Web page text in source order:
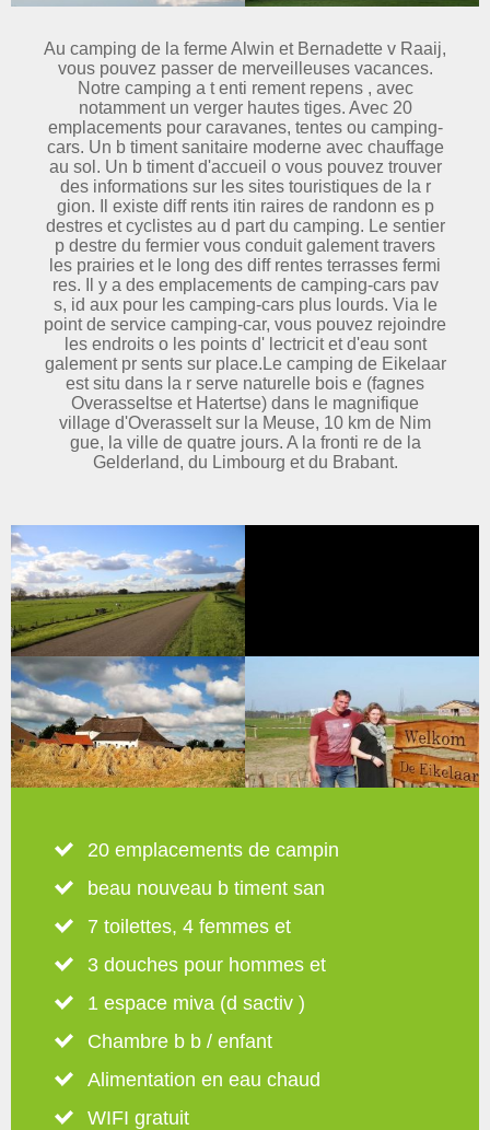
Au camping de la ferme Alwin et Bernadette v Raaij,
vous pouvez passer de merveilleuses vacances.
Notre camping a t enti rement repens , avec
notamment un verger hautes tiges. Avec 20
emplacements pour caravanes, tentes ou camping-
cars. Un b timent sanitaire moderne avec chauffage
au sol. Un b timent d'accueil o vous pouvez trouver
des informations sur les sites touristiques de la r
gion. Il existe diff rents itin raires de randonn es p
destres et cyclistes au d part du camping. Le sentier
p destre du fermier vous conduit galement travers
les prairies et le long des diff rentes terrasses fermi
res. Il y a des emplacements de camping-cars pav
s, id aux pour les camping-cars plus lourds. Via le
point de service camping-car, vous pouvez rejoindre
les endroits o les points d' lectricit et d'eau sont
galement pr sents sur place.Le camping de Eikelaar
est situ dans la r serve naturelle bois e (fagnes
Overasseltse et Hatertse) dans le magnifique
village d'Overasselt sur la Meuse, 10 km de Nim
gue, la ville de quatre jours. A la fronti re de la
Gelderland, du Limbourg et du Brabant.
20 emplacements de campin
beau nouveau b timent san
7 toilettes, 4 femmes et
3 douches pour hommes et
1 espace miva (d sactiv )
Chambre b b / enfant
Alimentation en eau chaud
WIFI gratuit